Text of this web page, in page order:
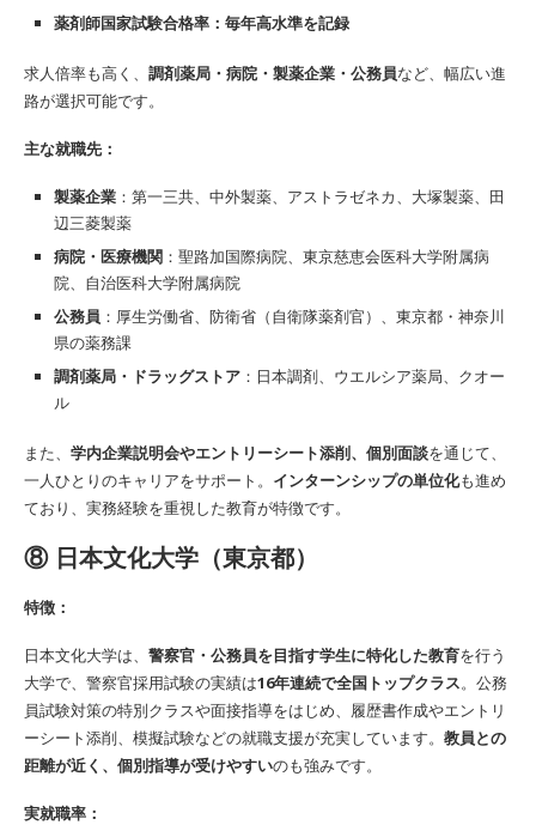
薬剤師国家試験合格率：毎年高水準を記録
求人倍率も高く、 調剤薬局・病院・製薬企業・公務員など、幅広い進
路が選択可能です。
主な就職先：
製薬企業 ：第一三共、中外製薬、アストラゼネカ、大塚製薬、田
辺三菱製薬
病院・医療機関 ：聖路加国際病院、東京慈恵会医科大学附属病
院、自治医科大学附属病院
公務員 ：厚生労働省、防衛省（自衛隊薬剤官）、東京都・神奈川
県の薬務課
調剤薬局・ドラッグストア ：日本調剤、ウエルシア薬局、クオー
ル
また、 学内企業説明会やエントリーシート添削、個別面談を通じて、
一人ひとりのキャリアをサポート。 インターンシップの単位化も進め
ており、実務経験を重視した教育が特徴です。
⑧ 日本文化大学（東京都）
特徴：
日本文化大学は、 警察官・公務員を目指す学生に特化した教育を行う
大学で、警察官採用試験の実績は16年連続で全国トップクラス。公務
員試験対策の特別クラスや面接指導をはじめ、履歴書作成やエントリ
ーシート添削、模擬試験などの就職支援が充実しています。 教員との
距離が近く、個別指導が受けやすいのも強みです。
実就職率：